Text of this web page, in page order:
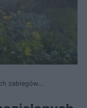
zabiegów